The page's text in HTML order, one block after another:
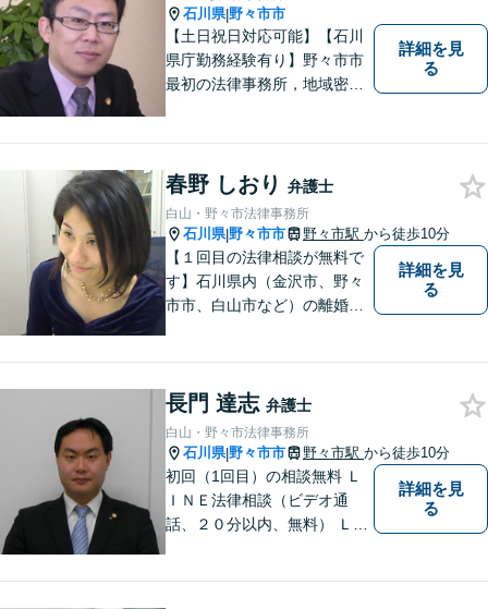
石川県|野々市市
【土日祝日対応可能】【石川
県庁勤務経験有り】野々市市
最初の法律事務所，地域密着
詳細を見
る
春野 しおり 弁護士
白山・野々市法律事務所
石川県|野々市市 野々市駅 から徒歩10分
【１回目の法律相談が無料で
す】石川県内（金沢市、野々
市市、白山市など）の離婚、
のお悩みも、女性の弁護士が
相談にのることができます。
【女性弁護士在籍】
詳細を見
る
長門 達志 弁護士
白山・野々市法律事務所
石川県|野々市市 野々市駅 から徒歩10分
初回（1回目）の相談無料 Ｌ
ＩＮＥ法律相談（ビデオ通
話、２０分以内、無料） ＬＩ
詳細を見
る